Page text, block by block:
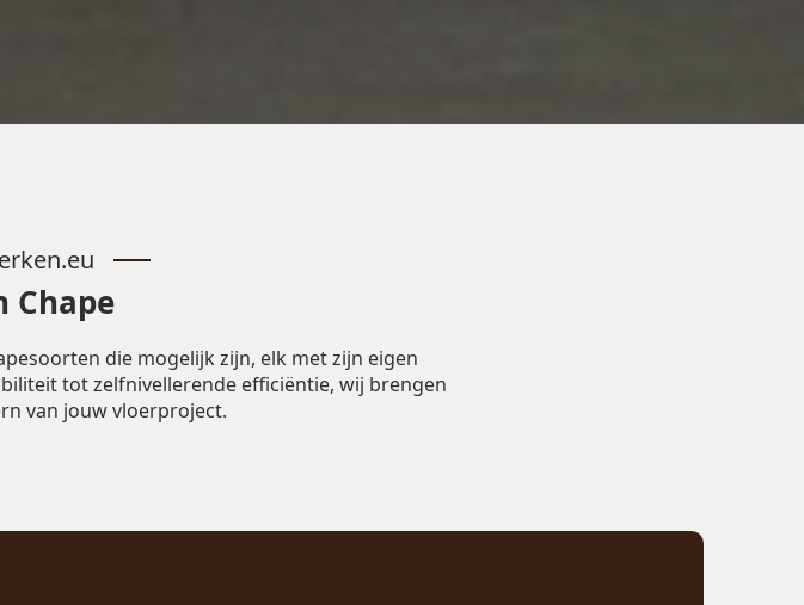
Chape
die mogelijk zijn, elk met zijn eigen
tot zelfnivellerende efficiëntie, wij brengen
van jouw vloerproject.